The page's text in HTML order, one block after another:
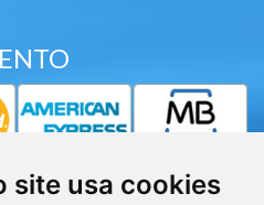
site usa cookies